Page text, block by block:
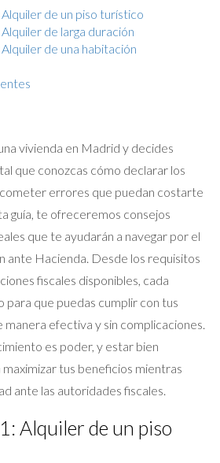
de un piso turístico
de larga duración
de una habitación
vivienda en Madrid y decides
que conozcas cómo declarar los
errores que puedan costarte
guía, te ofreceremos consejos
que te ayudarán a navegar por el
ante Hacienda. Desde los requisitos
fiscales disponibles, cada
que puedas cumplir con tus
manera efectiva y sin complicaciones.
es poder, y estar bien
tus beneficios mientras
ante las autoridades fiscales.
Alquiler de un piso